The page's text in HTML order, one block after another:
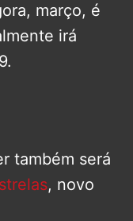
março, é
irá
também será
, novo